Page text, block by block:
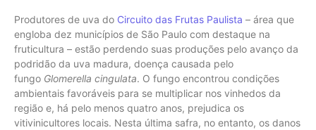
Produtores de uva do Circuito das Frutas Paulista – área que
engloba dez municípios de São Paulo com destaque na
fruticultura – estão perdendo suas produções pelo avanço da
podridão da uva madura, doença causada pelo
fungo Glomerella cingulata. O fungo encontrou condições
ambientais favoráveis para se multiplicar nos vinhedos da
região e, há pelo menos quatro anos, prejudica os
vitivinicultores locais. Nesta última safra, no entanto, os danos